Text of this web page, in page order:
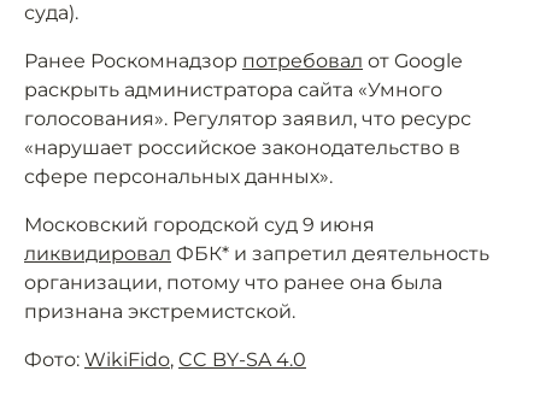
суда).
Ранее Роскомнадзор потребовал от Google
раскрыть администратора сайта «Умного
голосования». Регулятор заявил, что ресурс
«нарушает российское законодательство в
сфере персональных данных».
Московский городской суд 9 июня
ликвидировал ФБК* и запретил деятельность
организации, потому что ранее она была
признана экстремистской.
Фото: WikiFido, CC BY-SA 4.0